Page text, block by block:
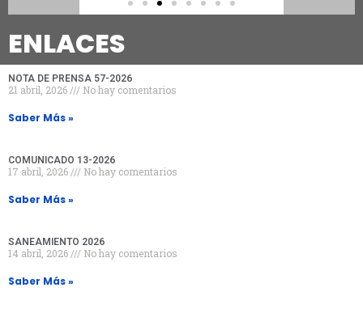
ENLACES
NOTA DE PRENSA 57-2026
21 abril, 2026 No hay comentarios
Saber Más »
COMUNICADO 13-2026
17 abril, 2026 No hay comentarios
Saber Más »
SANEAMIENTO 2026
14 abril, 2026 No hay comentarios
Saber Más »